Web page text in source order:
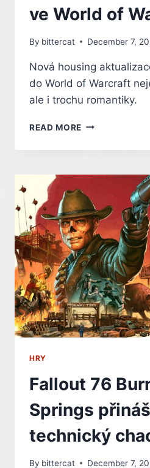
ve World of
By bittercat December 7,
Nová housing
do World of Warcraft
ale i trochu romantiky.
READ MORE SVATEBNÍ
AZEROTHU
WORLD
OF
WARCRAFT
HRY
Fallout 76
Springs
technický
By bittercat December 7,